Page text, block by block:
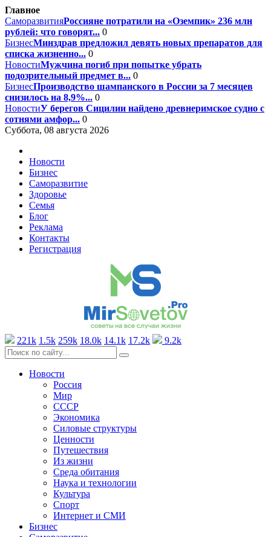
Главное
СаморазвитияРоссияне потратили на «Оземпик» 236 млн
рублей: что говорят... 0
БизнесМинздрав предложил девять новых препаратов для
списка жизненно... 0
НовостиМужчина погиб при попытке убрать
подозрительный предмет в... 0
БизнесПроизводство шампанского в России за 7 месяцев
снизилось на 8,9%... 0
НовостиУ берегов Сицилии найдено древнеримское судно с
сотнями амфор... 0
Суббота, 08 августа 2026
Новости
Бизнес
Саморазвитие
Здоровье
Семья
Блог
Реклама
Контакты
Регистрация
221k 1.5k 259k 18.0k 14.1k 17.2k 9.2k
Новости
Россия
Мир
СССР
Экономика
Силовые структуры
Ценности
Путешествия
Из жизни
Среда обитания
Наука и технологии
Культура
Спорт
Интернет и СМИ
Бизнес